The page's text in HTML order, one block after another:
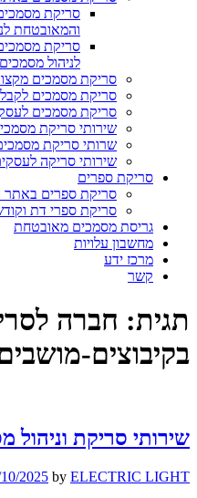
סריקת
והמאובטחת
סריקת
לניהול מסמכים
סריקת מסמכים
סריקת מסמכים
סריקת מסמכים
שירותי סריקת
שרותי סריקת
שירותי סריקה
סריקת ספרים
סריקת ספרים באתר
סריקת ספרי דת
גריסת מסמכים מאובטחת
מחשבון עלויות
מרכז ידע
קשר
תגית: חברה
בקיבוצים-
שירותי סריקת וניהול
2025 by ELECTRIC LIGHT